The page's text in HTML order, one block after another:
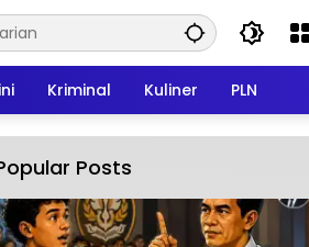
Kriminal Kuliner PLN
Posts